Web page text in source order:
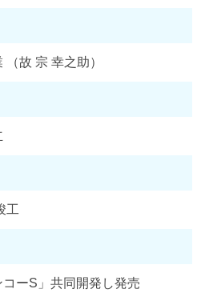
故 宗 幸之助）
工
ーS」共同開発し発売